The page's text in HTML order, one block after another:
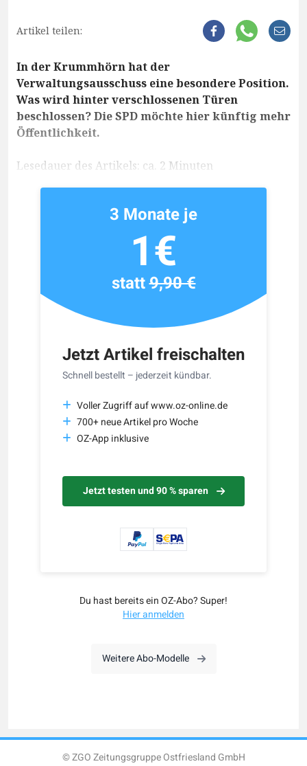
Artikel teilen:
In der Krummhörn hat der
Verwaltungsausschuss eine besondere Position.
Was wird hinter verschlossenen Türen
beschlossen? Die SPD möchte hier künftig mehr
Öffentlichkeit.
Lesedauer des Artikels: ca. 2 Minuten
Jetzt Artikel freischalten
Schnell bestellt – jederzeit kündbar.
Voller Zugriff auf www.oz-online.de
700+ neue Artikel pro Woche
OZ-App inklusive
Jetzt testen und 90 % sparen
3 Monate je
1€
statt9,90 €
Du hast bereits ein OZ-Abo? Super!
Hier anmelden
Weitere Abo-Modelle
© ZGO Zeitungsgruppe Ostfriesland GmbH